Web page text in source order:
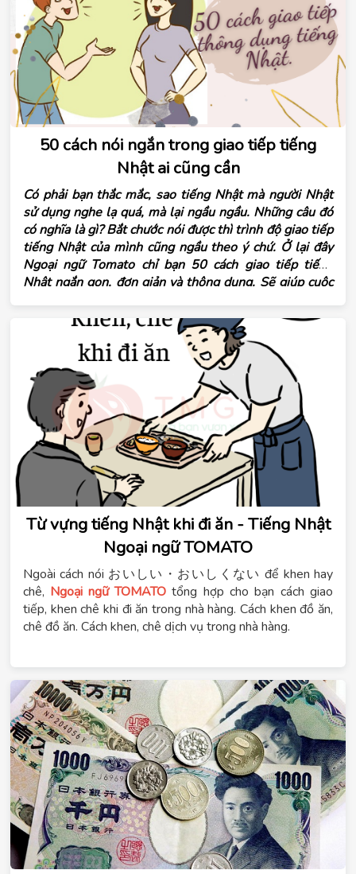
50 cách nói ngắn trong giao tiếp tiếng
Nhật ai cũng cần
Có phải bạn thắc mắc, sao tiếng Nhật mà người Nhật
sử dụng nghe lạ quá, mà lại ngầu ngầu. Những câu đó
có nghĩa là gì? Bắt chước nói được thì trình độ giao tiếp
tiếng Nhật của mình cũng ngầu theo ý chứ. Ở lại đây
Ngoại ngữ Tomato chỉ bạn 50 cách giao tiếp tiếng
Nhật ngắn gọn, đơn giản và thông dụng. Sẽ giúp cuộc
người đối diện. Học và áp dụng thật tốt nhé!
Từ vựng tiếng Nhật khi đi ăn - Tiếng Nhật
Ngoại ngữ TOMATO
Ngoài cách nói おいしい・おいしくない để khen hay
chê, Ngoại ngữ TOMATO tổng hợp cho bạn cách giao
tiếp, khen chê khi đi ăn trong nhà hàng. Cách khen đồ ăn,
chê đồ ăn. Cách khen, chê dịch vụ trong nhà hàng.